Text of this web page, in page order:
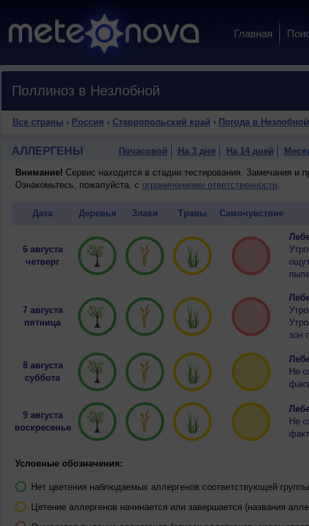
Главная
Поллиноз в Незлобной
Все страны › Россия › Ставропольский край › Погода в Незлобной
АЛЛЕРГЕНЫ Почасовой На 3 дня На 14 дней
Внимание! Сервис находится в стадии тестирования. Замечания и
Ознакомьтесь, пожалуйста, с ограничениями ответственности.
Дата Деревья Злаки Травы Самочувствие
6 августа
четверг
7 августа
пятница
зон
8 августа
суббота
Не
9 августа
воскресенье
Не
Условные обозначения:
Нет цветения наблюдаемых аллергенов соответствующей
Цетение аллергенов начинается или завершается (названия